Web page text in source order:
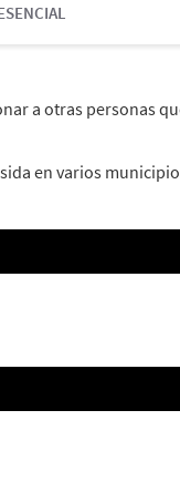
a otras personas
en varios